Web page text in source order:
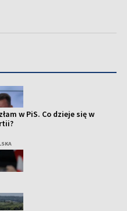
w PiS. Co dzieje się w